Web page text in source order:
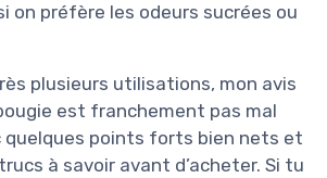
on préfère les odeurs sucrées ou
plusieurs utilisations, mon avis
est franchement pas mal
quelques points forts bien nets et
à savoir avant d’acheter. Si tu